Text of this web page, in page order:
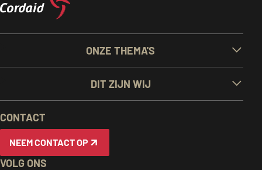
BELANGRIJKE
LINKS
EN
INFORMATIE
ONZE THEMA'S
DIT ZIJN WIJ
CONTACT
NEEM CONTACT OP
VOLG ONS